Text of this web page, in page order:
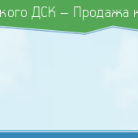
ДСК – Продажа
ДБК — Продаж
Корисна